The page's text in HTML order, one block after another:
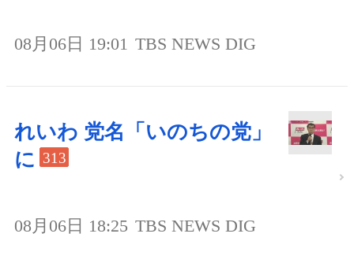
08月06日 19:01 TBS NEWS DIG
れいわ 党名「いのちの党」
に 313
08月06日 18:25 TBS NEWS DIG